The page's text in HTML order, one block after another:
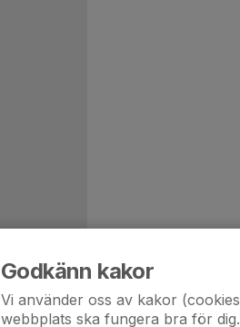
Godkänn kakor
Vi använder oss av kakor
webbplats ska fungera bra för